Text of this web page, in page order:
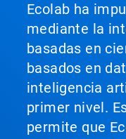
Ecolab ha
mediante la
basadas en
basados en
inteligencia
primer nivel.
permite que